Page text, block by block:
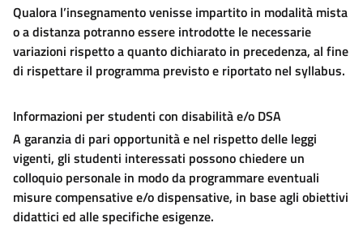
Qualora l’insegnamento venisse impartito in modalità mista
o a distanza potranno essere introdotte le necessarie
variazioni rispetto a quanto dichiarato in precedenza, al fine
di rispettare il programma previsto e riportato nel syllabus.
Informazioni per studenti con disabilità e/o DSA
A garanzia di pari opportunità e nel rispetto delle leggi
vigenti, gli studenti interessati possono chiedere un
colloquio personale in modo da programmare eventuali
misure compensative e/o dispensative, in base agli obiettivi
didattici ed alle specifiche esigenze.